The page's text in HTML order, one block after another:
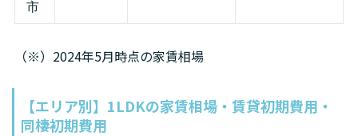
市
（※）2024年5月時点の家賃相場
【エリア別】1LDKの家賃相場・賃貸初期費用・
同棲初期費用